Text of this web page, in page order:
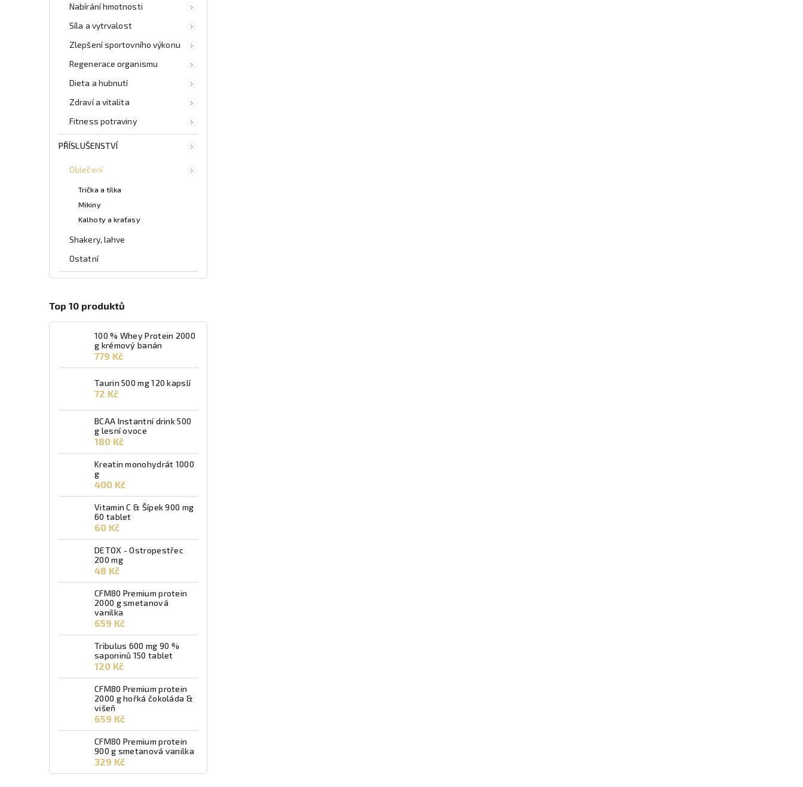
Nabírání hmotnosti
Síla a vytrvalost
Zlepšení sportovního výkonu
Regenerace organismu
Dieta a hubnutí
Zdraví a vitalita
Fitness potraviny
PŘÍSLUŠENSTVÍ
Oblečení
Trička a tílka
Mikiny
Kalhoty a kraťasy
Shakery, lahve
Ostatní
Top 10 produktů
100 % Whey Protein 2000
g krémový banán
779 Kč
Taurin 500 mg 120 kapslí
72 Kč
BCAA Instantní drink 500
g lesní ovoce
180 Kč
Kreatin monohydrát 1000
g
400 Kč
Vitamin C & Šípek 900 mg
60 tablet
60 Kč
DETOX - Ostropestřec
200 mg
48 Kč
CFM80 Premium protein
2000 g smetanová
vanilka
659 Kč
Tribulus 600 mg 90 %
saponinů 150 tablet
120 Kč
CFM80 Premium protein
2000 g hořká čokoláda &
višeň
659 Kč
CFM80 Premium protein
900 g smetanová vanilka
329 Kč